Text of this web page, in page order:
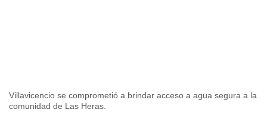
Villavicencio se comprometió a brindar acceso a agua segura a la
comunidad de Las Heras.